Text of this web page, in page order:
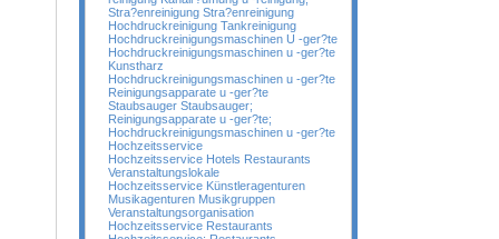
Stra?enreinigung Stra?enreinigung
Hochdruckreinigung Tankreinigung
Hochdruckreinigungsmaschinen U -ger?te
Hochdruckreinigungsmaschinen u -ger?te
Kunstharz
Hochdruckreinigungsmaschinen u -ger?te
Reinigungsapparate u -ger?te
Staubsauger Staubsauger;
Reinigungsapparate u -ger?te;
Hochdruckreinigungsmaschinen u -ger?te
Hochzeitsservice
Hochzeitsservice Hotels Restaurants
Veranstaltungslokale
Hochzeitsservice Künstleragenturen
Musikagenturen Musikgruppen
Veranstaltungsorganisation
Hochzeitsservice Restaurants